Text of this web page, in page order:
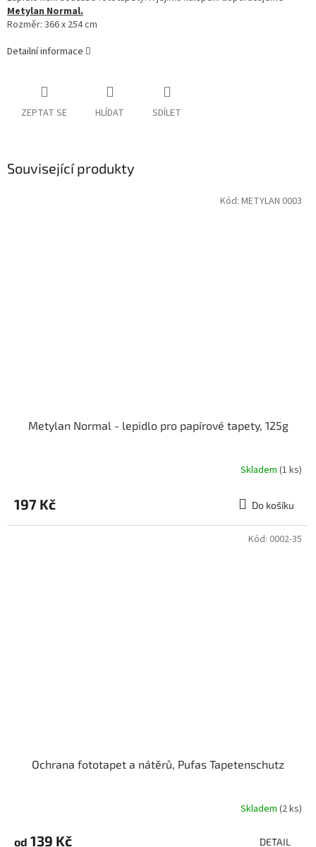
Metylan Normal.
Rozměr: 366 x 254 cm
Detailní informace
ZEPTAT SE HLÍDAT SDÍLET
Související produkty
Metylan Normal - lepidlo pro papírové tapety, 125g
Skladem (1 ks)
197 Kč Do košíku
Kód: METYLAN 0003
Ochrana fototapet a nátěrů, Pufas Tapetenschutz
Skladem (2 ks)
od 139 Kč DETAIL
Kód: 0002-35